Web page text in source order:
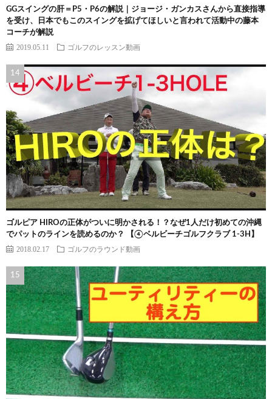
GGスイングの肝＝P5・P6の解説｜ジョージ・ガンカスさんから直接指導
を受け、日本でもこのスイングを拡げてほしいと言われて活動中の藤本
コーチが解説
2019.05.11 ゴルフのレッスン動画
ゴルピア HIROの正体がついに明かされる！？なぜ1人だけ初めての沖縄
でパットのラインを読めるのか？ 【④ベルビーチゴルフクラブ 1-3H】
2018.02.17 ゴルフのラウンド動画